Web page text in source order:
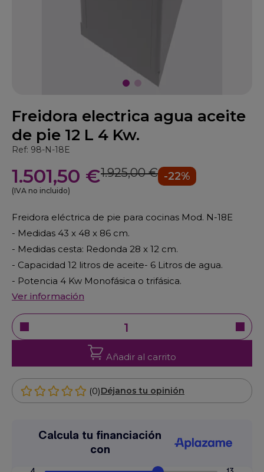
Freidora electrica agua aceite
de pie 12 L 4 Kw.
Ref: 98-N-18E
1.501,50 €1.925,00 € -22%
(IVA no incluido)
Freidora eléctrica de pie para cocinas Mod. N-18E
- Medidas 43 x 48 x 86 cm.
- Medidas cesta: Redonda 28 x 12 cm.
- Capacidad 12 litros de aceite- 6 Litros de agua.
- Potencia 4 Kw Monofásica o trifásica.
Ver información
Añadir al carrito
(0)Déjanos tu opinión